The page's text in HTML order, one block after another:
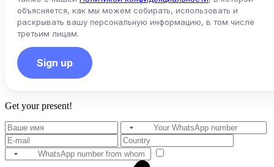
объясняется, как мы можем собирать, использовать и
раскрывать вашу персональную информацию, в том числе
третьим лицам.
Sign up
Get your present!